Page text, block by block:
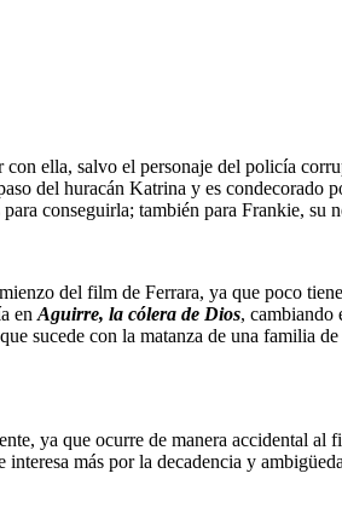
ella, salvo el personaje del policía
del huracán Katrina y es condecorado
conseguirla; también para Frankie, su
del film de Ferrara, ya que poco
en Aguirre, la cólera de Dios, cambiando
sucede con la matanza de una familia
ya que ocurre de manera accidental
más por la decadencia y